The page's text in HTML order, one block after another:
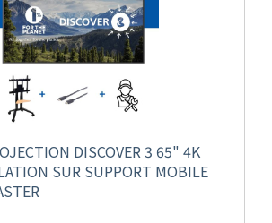
DISCOVER 3 65" 4K
SUR SUPPORT MOBILE